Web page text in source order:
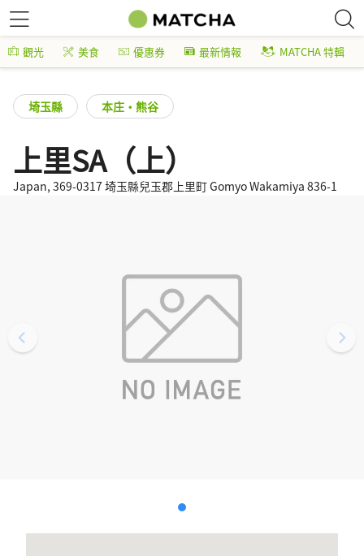
觀光 美食 優惠券 最新情報 MATCHA 特輯
埼玉縣 本庄・熊谷
上里SA（上）
Japan, 369-0317 埼玉縣兒玉郡上里町 Gomyo Wakamiya 836-1